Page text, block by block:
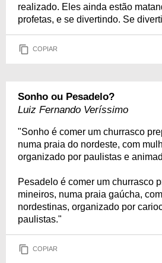
realizado. Eles ainda estão
profetas, e se divertindo. Se
COPIAR
Sonho ou Pesadelo?
Luiz Fernando Veríssimo
"Sonho é comer um churrasco
numa praia do nordeste, com
organizado por paulistas e
Pesadelo é comer um churrasco
mineiros, numa praia gaúcha,
nordestinas, organizado por
paulistas."
COPIAR